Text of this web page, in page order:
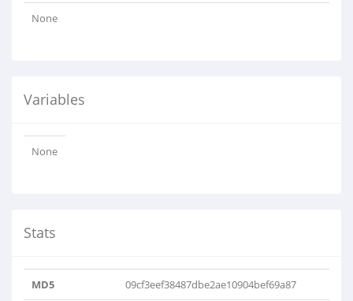
None
Variables
None
Stats
MD5 09cf3eef38487dbe2ae10904bef69a87